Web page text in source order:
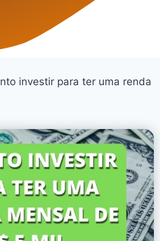
investir para ter uma renda